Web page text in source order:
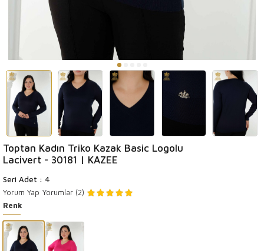
Toptan Kadın Triko Kazak Basic Logolu
Lacivert - 30181 | KAZEE
Seri Adet : 4
Yorum Yap Yorumlar (2)
Renk